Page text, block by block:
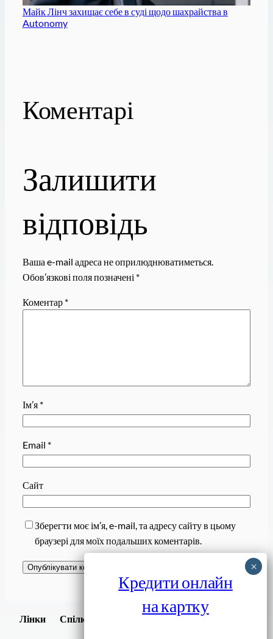
Майк Лінч захищає себе в суді щодо шахрайства в
Autonomy
Коментарі
Залишити
відповідь
Ваша e-mail адреса не оприлюднюватиметься.
Обов’язкові поля позначені *
Коментар *
Ім’я *
Email *
Сайт
Зберегти моє ім’я, e-mail, та адресу сайту в цьому
браузері для моїх подальших коментарів.
Лінки Спілки
Завантажити
Кредити онлайн
на картку